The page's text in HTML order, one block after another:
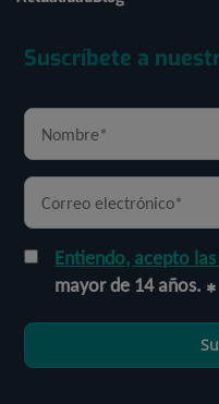
Suscríbete a
Entiendo, acepto
mayor de 14 años.